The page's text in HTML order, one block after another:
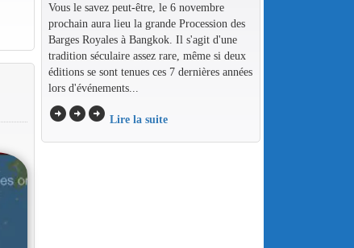
Vous le savez peut-être, le 6 novembre
prochain aura lieu la grande Procession des
Barges Royales à Bangkok. Il s'agit d'une
tradition séculaire assez rare, même si deux
éditions se sont tenues ces 7 dernières années
lors d'événements...
arrow_circle_rightarrow_circle_rightarrow_circle_right Lire la suite